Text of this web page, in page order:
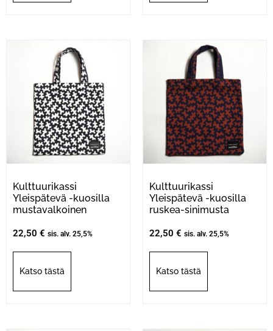
Kulttuurikassi
Yleispätevä -kuosilla
mustavalkoinen
22,50 € sis. alv. 25,5%
Katso tästä
Kulttuurikassi
Yleispätevä -kuosilla
ruskea-sinimusta
22,50 € sis. alv. 25,5%
Katso tästä